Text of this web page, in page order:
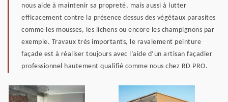
nous aide à maintenir sa propreté, mais aussi à lutter
efficacement contre la présence dessus des végétaux parasites
comme les mousses, les lichens ou encore les champignons par
exemple. Travaux très importants, le ravalement peinture
façade est à réaliser toujours avec l’aide d’un artisan façadier
professionnel hautement qualifié comme nous chez RD PRO.